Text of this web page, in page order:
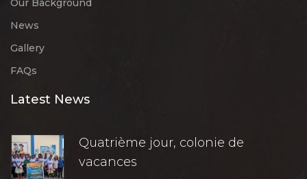
Our Background
News
Gallery
FAQs
Latest News
Quatrième jour, colonie de
vacances